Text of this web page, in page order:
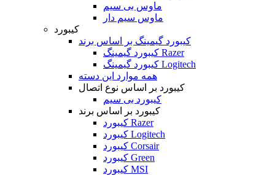
ماوس بی سیم
ماوس سیم دار
کیبورد
کیبورد گیمینگ بر اساس برند
کیبورد گیمینگ Razer
کیبورد گیمینگ Logitech
همه موارد این دسته
کیبورد بر اساس نوع اتصال
کیبورد بی سیم
کیبورد بر اساس برند
کیبورد Razer
کیبورد Logitech
کیبورد Corsair
کیبورد Green
کیبورد MSI